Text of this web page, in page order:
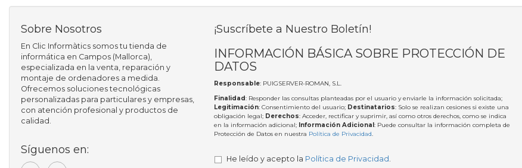
Sobre Nosotros
En Clic Informàtics somos tu tienda de
informática en Campos (Mallorca),
especializada en la venta, reparación y
montaje de ordenadores a medida.
Ofrecemos soluciones tecnológicas
personalizadas para particulares y empresas,
con atención profesional y productos de
calidad.
Síguenos en:
¡Suscríbete a Nuestro Boletín!
INFORMACIÓN BÁSICA SOBRE PROTECCIÓN DE
DATOS
Responsable: PUIGSERVER-ROMAN, S.L.
Finalidad: Responder las consultas planteadas por el usuario y enviarle la información solicitada;
Legitimación: Consentimiento del usuario; Destinatarios: Solo se realizan cesiones si existe una
obligación legal; Derechos: Acceder, rectificar y suprimir, así como otros derechos, como se indica
en la información adicional; Información Adicional: Puede consultar la información completa de
Protección de Datos en nuestra Política de Privacidad.
He leído y acepto la Política de Privacidad .